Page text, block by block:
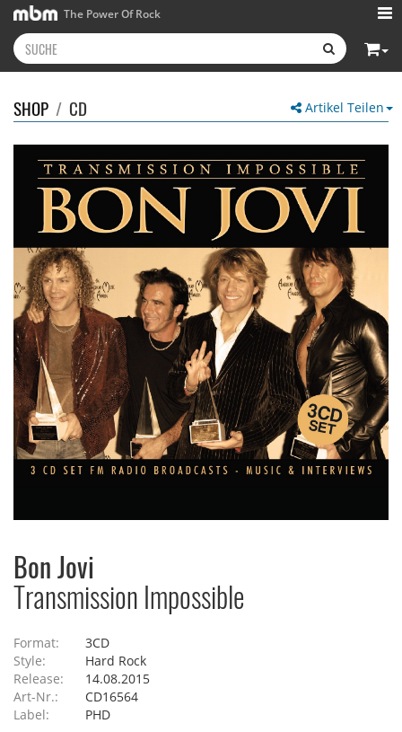
The Power Of Rock
Artikel Teilen
SHOP / CD
Bon Jovi
Transmission Impossible
Format:
3CD
Style:
Hard Rock
Release:
14.08.2015
Art-Nr.:
CD16564
Label:
PHD